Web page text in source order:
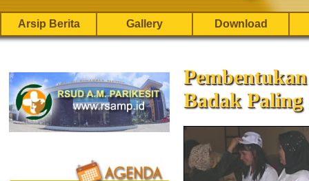
Arsip Berita Gallery Download
Badak Paling